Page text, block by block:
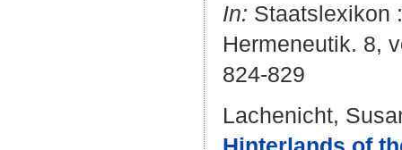
In: Staatslexikon
Hermeneutik. 8,
824-829
Lachenicht,